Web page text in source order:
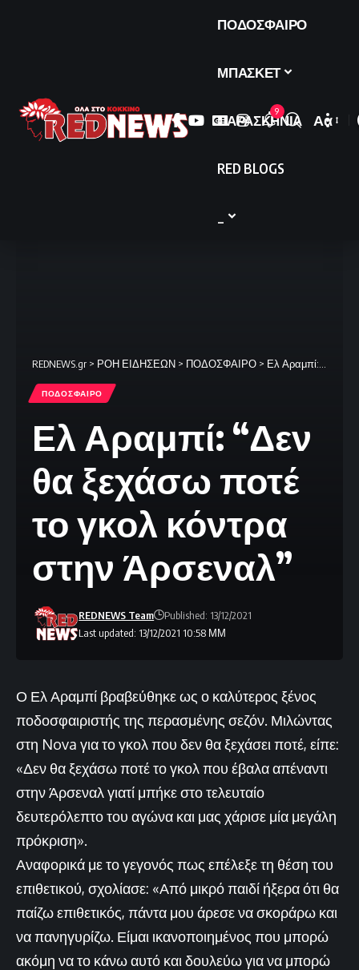
ΠΟΔΟΣΦΑΙΡΟ
ΜΠΑΣΚΕΤ
ΠΑΡΑΣΚΗΝΙΑ
RED BLOGS
9
Font
Αα
REDNEWS.gr > ΡΟΗ ΕΙΔΗΣΕΩΝ > ΠΟΔΟΣΦΑΙΡΟ > Ελ Αραμπί: “Δεν θα ξεχάσω ποτέ το γκολ κόντρα στην Άρσεναλ”
ΠΟΔΟΣΦΑΙΡΟ
Ελ Αραμπί: “Δεν
θα ξεχάσω ποτέ
το γκολ κόντρα
στην Άρσεναλ”
Last updated: 13/12/2021 10:58 ΜΜ
REDNEWS Team Published: 13/12/2021
Ο Ελ Αραμπί βραβεύθηκε ως ο καλύτερος ξένος
ποδοσφαιριστής της περασμένης σεζόν. Μιλώντας
στη Nova για το γκολ που δεν θα ξεχάσει ποτέ, είπε:
«Δεν θα ξεχάσω ποτέ το γκολ που έβαλα απέναντι
στην Άρσεναλ γιατί μπήκε στο τελευταίο
δευτερόλεπτο του αγώνα και μας χάρισε μία μεγάλη
πρόκριση».
Αναφορικά με το γεγονός πως επέλεξε τη θέση του
επιθετικού, σχολίασε: «Από μικρό παιδί ήξερα ότι θα
παίζω επιθετικός, πάντα μου άρεσε να σκοράρω και
να πανηγυρίζω. Είμαι ικανοποιημένος που μπορώ
ακόμη να το κάνω αυτό και δουλεύω για να μπορώ